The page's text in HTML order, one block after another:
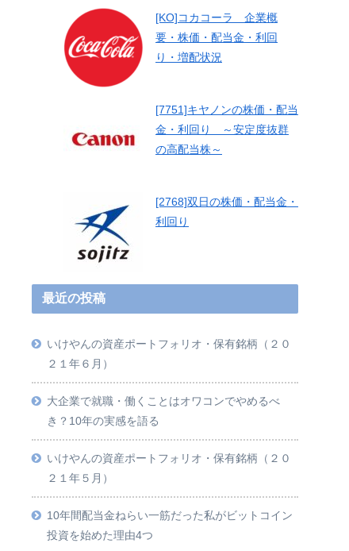
[KO]コカコーラ 企業概
要・株価・配当金・利回
り・増配状況
[7751]キヤノンの株価・配当
金・利回り ～安定度抜群
の高配当株～
[2768]双日の株価・配当金・
利回り
最近の投稿
いけやんの資産ポートフォリオ・保有銘柄（２０
２１年６月）
大企業で就職・働くことはオワコンでやめるべ
き？10年の実感を語る
いけやんの資産ポートフォリオ・保有銘柄（２０
２１年５月）
10年間配当金ねらい一筋だった私がビットコイン
投資を始めた理由4つ